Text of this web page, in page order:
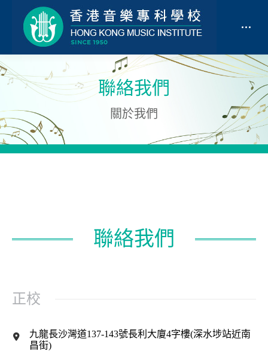
聯絡我們
關於我們
聯絡我們
正校
九龍長沙灣道137-143號長利大廈4字樓(深水埗站近南
昌街)